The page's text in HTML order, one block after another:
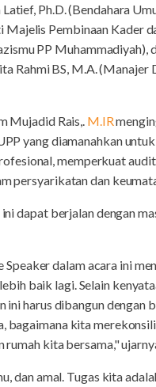
Ph.D. (Bendahara
Pembinaan Kader
PP Muhammadiyah),
Rahmi BS, M.A. (Manajer
Mujadid Rais,. M.IR
yang diamanahkan
memperkuat
persyarikatan dan
dapat berjalan dengan
dalam acara ini
baik lagi. Selain
harus dibangun dengan
bagaimana kita
rumah kita bersama,"
dan amal. Tugas kita